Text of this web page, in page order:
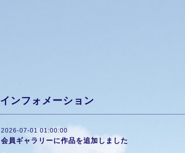
インフォメーション
2026-07-01 01:00:00
会員ギャラリーに作品を追加しました